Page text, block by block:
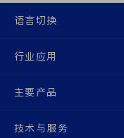
语言切换
行业应用
主要产品
技术与服务